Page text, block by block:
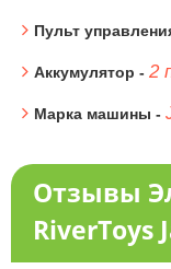
Пульт
Аккумулятор - 2
Марка машины -
Отзывы
RiverToys